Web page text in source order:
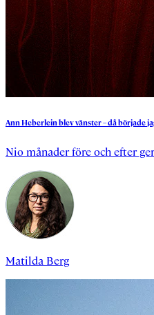
AnnHeberleinblevvänster–dåbörjade
Nio månader före och efter
Matilda Berg